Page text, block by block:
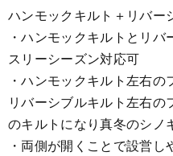
ハンモックキルト＋リバー
・ハンモックキルトとリ
スリーシーズン対応可
・ハンモックキルト左右
リバーシブルキルト左右
のキルトになり真冬のシノ
・両側が開くことで設営